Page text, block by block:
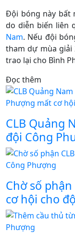
Đội bóng này bất
do diễn biến liên
Nam. Nếu đội
tham dự mùa giải
trao lại cho Bình
Đọc thêm
CLB Quảng
đội Công
Chờ số phận
cơ hội cho